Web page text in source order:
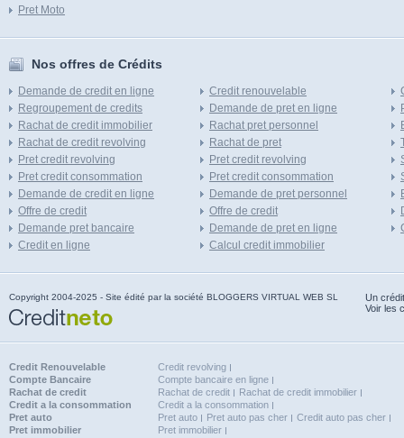
Pret Moto
Nos offres de Crédits
Demande de credit en ligne
Regroupement de credits
Rachat de credit immobilier
Rachat de credit revolving
Pret credit revolving
Pret credit consommation
Demande de credit en ligne
Offre de credit
Demande pret bancaire
Credit en ligne
Credit renouvelable
Demande de pret en ligne
Rachat pret personnel
Rachat de pret
Pret credit revolving
Pret credit consommation
Demande de pret personnel
Offre de credit
Demande de pret en ligne
Calcul credit immobilier
Copyright 2004-2025 - Site édité par la société BLOGGERS VIRTUAL WEB SL
Un
Voir les
Credit Renouvelable
Credit revolving
Compte Bancaire
Compte bancaire en ligne
Rachat de credit
Rachat de credit
Rachat de credit immobilier
Credit a la consommation
Credit a la consommation
Pret auto
Pret auto Pret auto pas cher
Credit auto pas cher
Pret immobilier
Pret immobilier